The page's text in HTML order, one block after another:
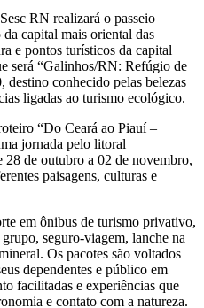
RN realizará o passeio
da capital mais oriental das
e pontos turísticos da capital
será “Galinhos/RN: Refúgio de
conhecido pelas belezas
ligadas ao turismo ecológico.
“Do Ceará ao Piauí –
jornada pelo litoral
28 de outubro a 02 de novembro,
paisagens, culturas e
em ônibus de turismo privativo,
seguro-viagem, lanche na
Os pacotes são voltados
dependentes e público em
facilitadas e experiências que
e contato com a natureza.